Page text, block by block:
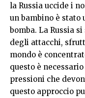
la Russia uccide i
un bambino è stato
bomba. La Russia
degli attacchi,
mondo è
questo è
pressioni che
questo approccio